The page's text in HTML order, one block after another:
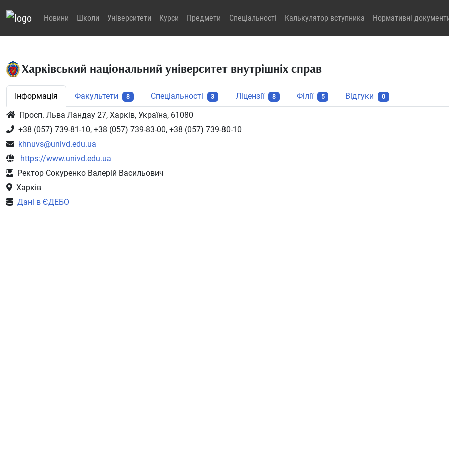
Новини Школи Університети Курси Предмети Спеціальності Калькулятор вступника Нормативні
Харківський національний університет внутрішніх справ
Інформація Факультети 8 Спеціальності 3 Ліцензії 8 Філії 5 Відгуки 0
Просп. Льва Ландау 27, Харків, Україна, 61080
+38 (057) 739-81-10, +38 (057) 739-83-00, +38 (057) 739-80-10
khnuvs@univd.edu.ua
https://www.univd.edu.ua
Ректор Сокуренко Валерій Васильович
Харків
Дані в ЄДЕБО